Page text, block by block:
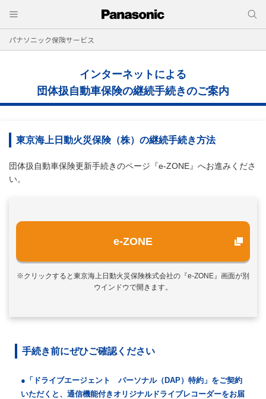
パナソニック保険サービス
インターネットによる
団体扱自動車保険の継続手続きのご案内
東京海上日動火災保険（株）の継続手続き方法
団体扱自動車保険更新手続きのページ『e-ZONE』へお進みくださ
い。
e-ZONE
※クリックすると東京海上日動火災保険株式会社の『e-ZONE』画面が別
ウインドウで開きます。
手続き前にぜひご確認ください
●「ドライブエージェント パーソナル（DAP）特約」をご契約
いただくと、通信機能付きオリジナルドライブレコーダーをお届